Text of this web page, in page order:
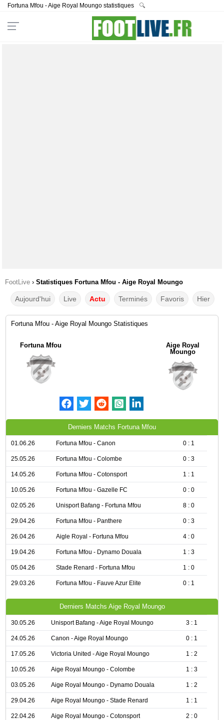
Fortuna Mfou - Aige Royal Moungo statistiques 🔍
FootLive › Statistiques Fortuna Mfou - Aige Royal Moungo
Aujourd'hui Live Actu Terminés Favoris Hier
Fortuna Mfou - Aige Royal Moungo Statistiques
Fortuna Mfou
Aige Royal
Moungo
Derniers Matchs Fortuna Mfou
01.06.26 Fortuna Mfou - Canon 0 : 1
25.05.26 Fortuna Mfou - Colombe 0 : 3
14.05.26 Fortuna Mfou - Cotonsport 1 : 1
10.05.26 Fortuna Mfou - Gazelle FC 0 : 0
02.05.26 Unisport Bafang - Fortuna Mfou 8 : 0
29.04.26 Fortuna Mfou - Panthere 0 : 3
26.04.26 Aigle Royal - Fortuna Mfou 4 : 0
19.04.26 Fortuna Mfou - Dynamo Douala 1 : 3
05.04.26 Stade Renard - Fortuna Mfou 1 : 0
29.03.26 Fortuna Mfou - Fauve Azur Elite 0 : 1
Derniers Matchs Aige Royal Moungo
30.05.26 Unisport Bafang - Aige Royal Moungo 3 : 1
24.05.26 Canon - Aige Royal Moungo 0 : 1
17.05.26 Victoria United - Aige Royal Moungo 1 : 2
10.05.26 Aige Royal Moungo - Colombe 1 : 3
03.05.26 Aige Royal Moungo - Dynamo Douala 1 : 2
29.04.26 Aige Royal Moungo - Stade Renard 1 : 1
22.04.26 Aige Royal Moungo - Cotonsport 2 : 0